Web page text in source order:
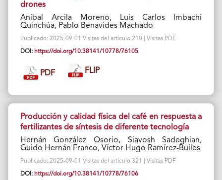
drones
Aníbal Arcila Moreno, Luis Carlos Imbachí
Quinchúa, Pablo Benavides Machado
Publicado: 2025-09-01 Visitas del artículo 210 | Visitas PDF
DOI: https://doi.org/10.38141/10778/76105
PDF FLIP
Producción y calidad física del café en respuesta a
fertilizantes de síntesis de diferente tecnología
Hernán González Osorio, Siavosh Sadeghian,
Guido Hernán Franco, Víctor Hugo Ramírez-Builes
Publicado: 2025-09-01 Visitas del artículo 321 | Visitas PDF
DOI: https://doi.org/10.38141/10778/76106